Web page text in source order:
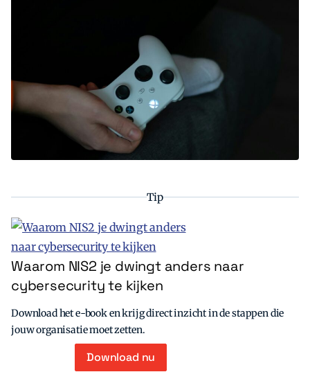
Tip
Waarom NIS2 je dwingt anders naar
cybersecurity te kijken
Download het e-book en krijg direct inzicht in de stappen die
jouw organisatie moet zetten.
Download nu